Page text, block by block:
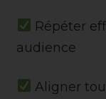
Répéter
audience
Aligner